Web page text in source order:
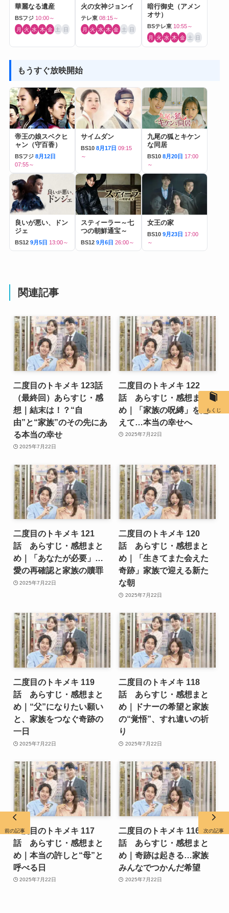
華麗なる遺産
BSフジ 10:00～
月 火 水 木 金 土 日
火の女神ジョンイ
テレ東 08:15～
月 火 水 木 金 土 日
暗行御史（アメン
オサ）
BSテレ東 10:55～
月 火 水 木 金 土 日
もうすぐ放映開始
帝王の娘スベクヒ
ャン（守百香）
BSフジ 8月12日
07:55～
サイムダン
BS10 8月17日 09:15
～
九尾の狐とキケン
な同居
BS10 8月20日 17:00
～
良いが悪い、ドン
ジェ
BS12 9月5日 13:00～
スティーラー～七
つの朝鮮通宝～
BS12 9月6日 26:00～
女王の家
BS10 9月23日 17:00
～
関連記事
二度目のトキメキ 123話
（最終回）あらすじ・感
想｜結末は！？“自
由”と“家族”のその先にあ
る本当の幸せ
2025年7月22日
二度目のトキメキ 122
話 あらすじ・感想まと
め｜「家族の呪縛」を超
えて…本当の幸せへ
2025年7月22日
二度目のトキメキ 121
話 あらすじ・感想まと
め｜「あなたが必要」…
愛の再確認と家族の贖罪
2025年7月22日
二度目のトキメキ 120
話 あらすじ・感想まと
め｜「生きてまた会えた
奇跡」家族で迎える新た
な朝
2025年7月22日
二度目のトキメキ 119
話 あらすじ・感想まと
め｜“父”になりたい願い
と、家族をつなぐ奇跡の
一日
2025年7月22日
二度目のトキメキ 118
話 あらすじ・感想まと
め｜ドナーの希望と家族
の“覚悟”、すれ違いの祈
り
2025年7月22日
二度目のトキメキ 117
話 あらすじ・感想まと
め｜本当の許しと“母”と
呼べる日
2025年7月22日
二度目のトキメキ 116
話 あらすじ・感想まと
め｜奇跡は起きる…家族
みんなでつかんだ希望
2025年7月22日
前の記事 次の記事
もくじ